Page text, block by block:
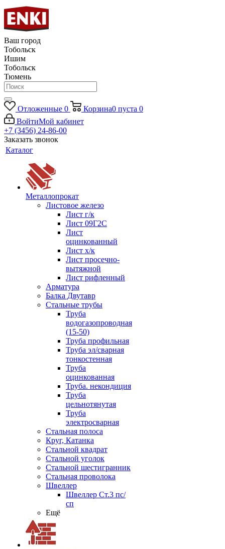
Ваш город
Тобольск
Ишим
Тобольск
Тюмень
Отложенные 0 Корзина0 пуста 0
ВойтиМой кабинет
+7 (3456) 24-86-00
Заказать звонок
Каталог
Металлопрокат
Листовое железо
Лист г/к
Лист 09Г2С
Лист
оцинкованный
Лист х/к
Лист просечно-
вытяжной
Лист рифленный
Арматура
Балка Двутавр
Стальные трубы
Труба
водогазопроводная
(15-50)
Труба профильная
Труба эл/сварная
тонкостенная
Труба
оцинкованная
Труба. некондиция
Труба
цельнотянутая
Труба
электросварная
Стальная полоса
Круг, Катанка
Стальной квадрат
Стальной уголок
Стальной шестигранник
Стальная проволока
Швеллер
Швеллер Ст.3 пс/
сп
Ещё